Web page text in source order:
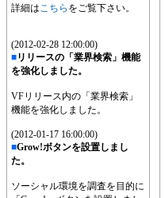
詳細はこちら をご覧下さい。
(2012-02-28 12:00:00)
■リリースの「業界検索」機能
を強化しました。
VFリリース内の「業界検索」
機能を強化しました。
(2012-01-17 16:00:00)
■Grow!ボタンを設置しまし
た。
ソーシャル環境を調査を目的に